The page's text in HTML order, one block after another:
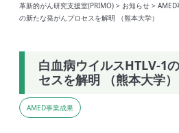
革新的がん研究支援室(PRIMO) > お知らせ >
の新たな発がんプロセスを解明 （熊本大学）
白血病ウイルスHTLV-1
セスを解明 （熊本大学）
AMED事業成果